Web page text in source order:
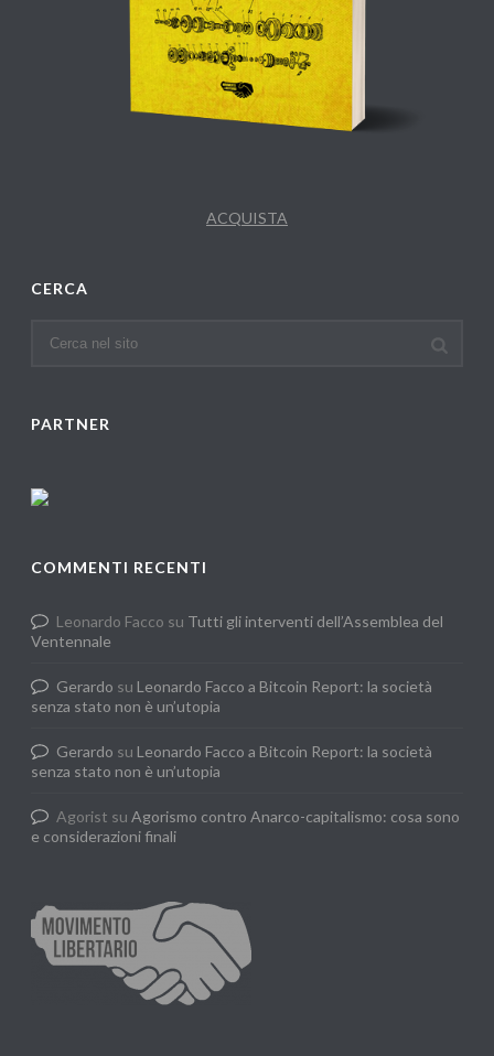
ACQUISTA
CERCA
PARTNER
COMMENTI RECENTI
Leonardo Facco su Tutti gli interventi dell’Assemblea del
Ventennale
Gerardo su Leonardo Facco a Bitcoin Report: la società
senza stato non è un’utopia
Gerardo su Leonardo Facco a Bitcoin Report: la società
senza stato non è un’utopia
Agorist suAgorismo contro Anarco-capitalismo: cosa sono
e considerazioni finali